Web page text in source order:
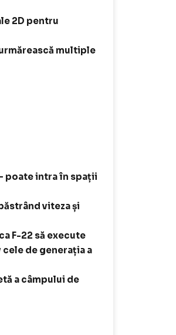
2D pentru
multiple
poate intra în spații
viteza și
F-22 să execute
de generația a
a câmpului de